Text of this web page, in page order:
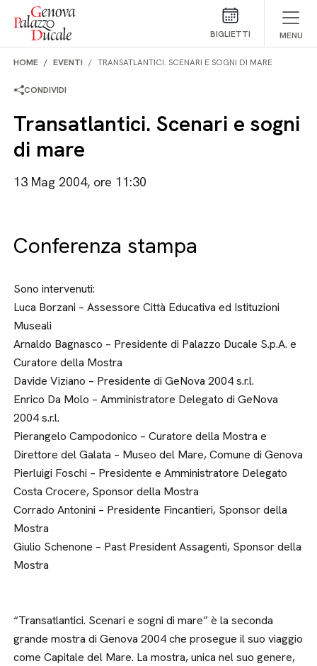
Salta al contenuto
BIGLIETTI MENU
HOME EVENTI TRANSATLANTICI. SCENARI E SOGNI DI MARE
CONDIVIDI
Transatlantici. Scenari e sogni
di mare
13 Mag 2004, ore 11:30
Conferenza stampa
Sono intervenuti:
Luca Borzani – Assessore Città Educativa ed Istituzioni
Museali
Arnaldo Bagnasco – Presidente di Palazzo Ducale S.p.A. e
Curatore della Mostra
Davide Viziano – Presidente di GeNova 2004 s.r.l.
Enrico Da Molo – Amministratore Delegato di GeNova
2004 s.r.l.
Pierangelo Campodonico – Curatore della Mostra e
Direttore del Galata – Museo del Mare, Comune di Genova
Pierluigi Foschi – Presidente e Amministratore Delegato
Costa Crocere, Sponsor della Mostra
Corrado Antonini – Presidente Fincantieri, Sponsor della
Mostra
Giulio Schenone – Past President Assagenti, Sponsor della
Mostra
“Transatlantici. Scenari e sogni di mare” è la seconda
grande mostra di Genova 2004 che prosegue il suo viaggio
come Capitale del Mare. La mostra, unica nel suo genere,